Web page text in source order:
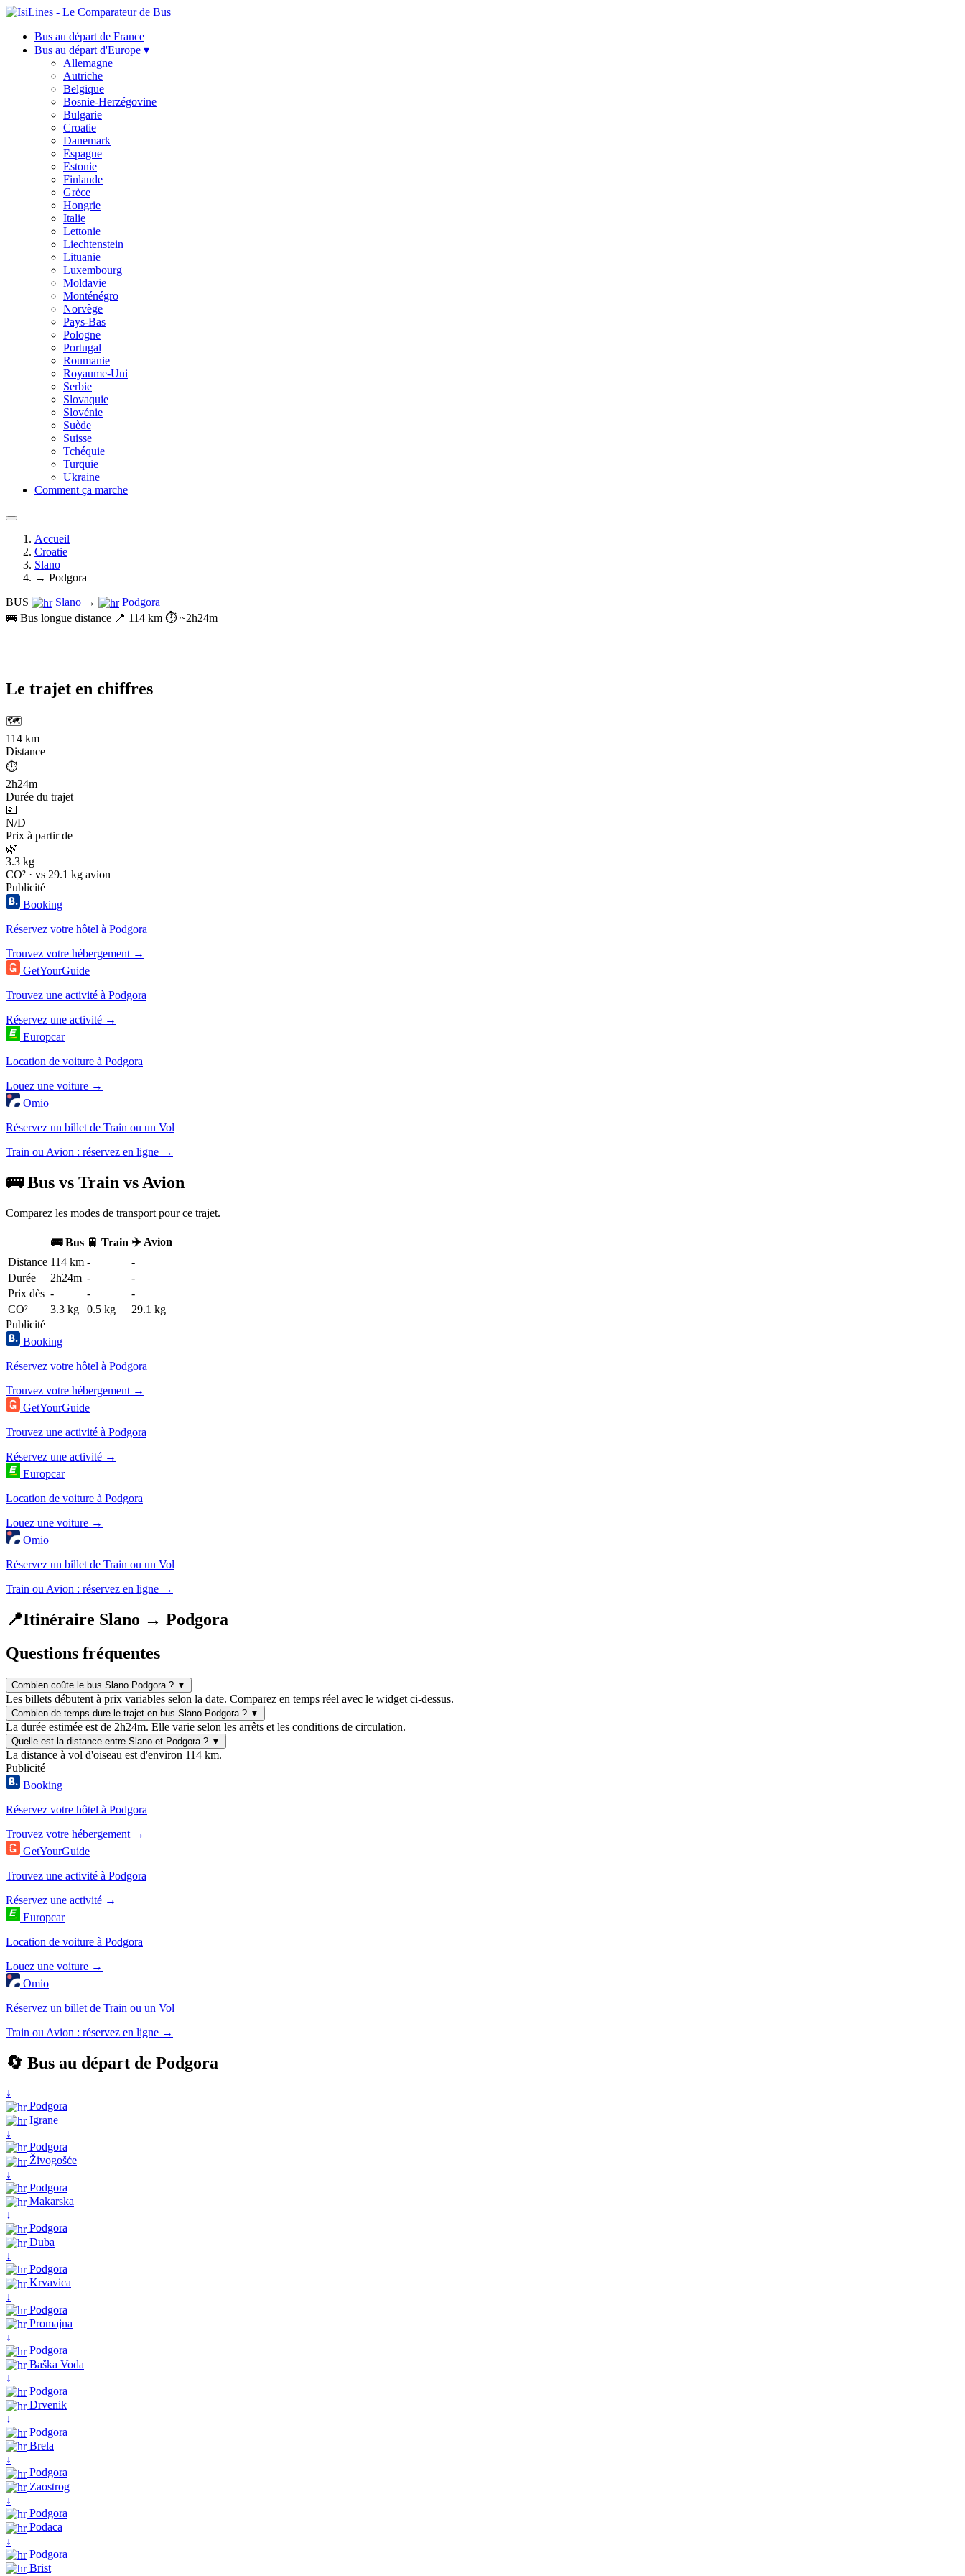
Bus au départ de France
Bus au départ d'Europe ▾
Allemagne
Autriche
Belgique
Bosnie-Herzégovine
Bulgarie
Croatie
Danemark
Espagne
Estonie
Finlande
Grèce
Hongrie
Italie
Lettonie
Liechtenstein
Lituanie
Luxembourg
Moldavie
Monténégro
Norvège
Pays-Bas
Pologne
Portugal
Roumanie
Royaume-Uni
Serbie
Slovaquie
Slovénie
Suède
Suisse
Tchéquie
Turquie
Ukraine
Comment ça marche
Accueil
Croatie
Slano
→ Podgora
BUS
Slano →
Podgora
🚌 Bus longue distance 📍 114 km ⏱️ ~2h24m
Le trajet en chiffres
🗺️
114 km
Distance
⏱️
2h24m
Durée du trajet
💶
N/D
Prix à partir de
🌿
3.3 kg
CO² · vs 29.1 kg avion
Publicité
Booking
Réservez votre hôtel à Podgora
Trouvez votre hébergement →
GetYourGuide
Trouvez une activité à Podgora
Réservez une activité →
Europcar
Location de voiture à Podgora
Louez une voiture →
Omio
Réservez un billet de Train ou un Vol
Train ou Avion : réservez en ligne →
🚌 Bus vs Train vs Avion
Comparez les modes de transport pour ce trajet.
🚌 Bus 🚆 Train ✈️ Avion
Distance 114 km -
-
Durée
2h24m -
-
Prix dès - -
-
CO²
3.3 kg 0.5 kg
29.1 kg
Publicité
Booking
Réservez votre hôtel à Podgora
Trouvez votre hébergement →
GetYourGuide
Trouvez une activité à Podgora
Réservez une activité →
Europcar
Location de voiture à Podgora
Louez une voiture →
Omio
Réservez un billet de Train ou un Vol
Train ou Avion : réservez en ligne →
📍Itinéraire Slano → Podgora
Questions fréquentes
Combien coûte le bus Slano Podgora ? ▼
Les billets débutent à prix variables selon la date. Comparez en temps réel avec le widget ci-dessus.
Combien de temps dure le trajet en bus Slano Podgora ? ▼
La durée estimée est de 2h24m. Elle varie selon les arrêts et les conditions de circulation.
Quelle est la distance entre Slano et Podgora ? ▼
La distance à vol d'oiseau est d'environ 114 km.
Publicité
Booking
Réservez votre hôtel à Podgora
Trouvez votre hébergement →
GetYourGuide
Trouvez une activité à Podgora
Réservez une activité →
Europcar
Location de voiture à Podgora
Louez une voiture →
Omio
Réservez un billet de Train ou un Vol
Train ou Avion : réservez en ligne →
🔄 Bus au départ de Podgora
↓
Podgora
Igrane
↓
Podgora
Živogošće
↓
Podgora
Makarska
↓
Podgora
Duba
↓
Podgora
Krvavica
↓
Podgora
Promajna
↓
Podgora
Baška Voda
↓
Podgora
Drvenik
↓
Podgora
Brela
↓
Podgora
Zaostrog
↓
Podgora
Podaca
↓
Podgora
Brist